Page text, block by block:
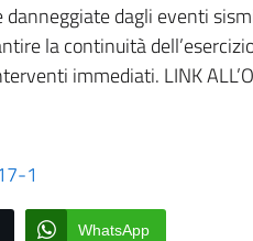
danneggiate dagli eventi
la continuità
immediati. LINK
1
WhatsApp